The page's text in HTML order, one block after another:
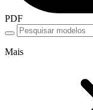
PDF
Mais